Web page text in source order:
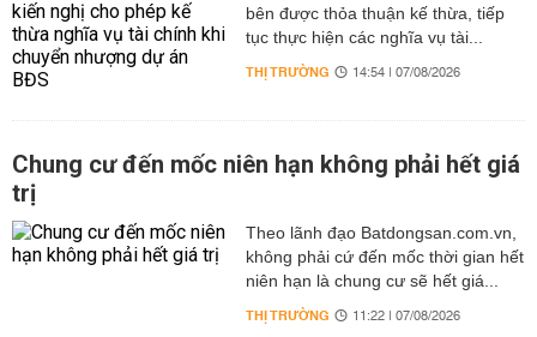
bên được thỏa thuận kế thừa, tiếp
tục thực hiện các nghĩa vụ tài...
THỊ TRƯỜNG 14:54 | 07/08/2026
Chung cư đến mốc niên hạn không phải hết giá
trị
Theo lãnh đạo Batdongsan.com.vn,
không phải cứ đến mốc thời gian hết
niên hạn là chung cư sẽ hết giá...
THỊ TRƯỜNG 11:22 | 07/08/2026